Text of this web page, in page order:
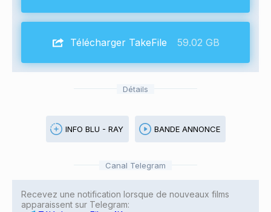
Télécharger TakeFile 59.02 GB
Détails
INFO BLU - RAY BANDE ANNONCE
Canal Telegram
Recevez une notification lorsque de nouveaux films
apparaissent sur Telegram: